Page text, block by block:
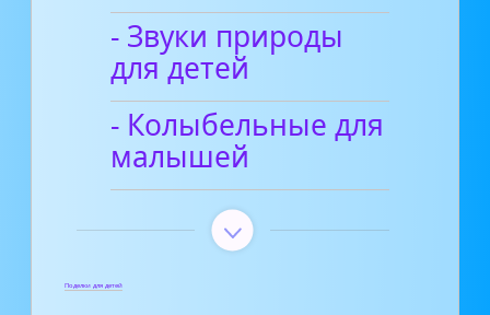
- Звуки природы
для детей
- Колыбельные для
малышей
Поделки для детей